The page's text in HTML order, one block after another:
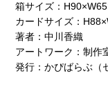
箱サイズ：
カードサイズ：
著者：中川香織
アートワーク：制
発行：かぴばらぶ（